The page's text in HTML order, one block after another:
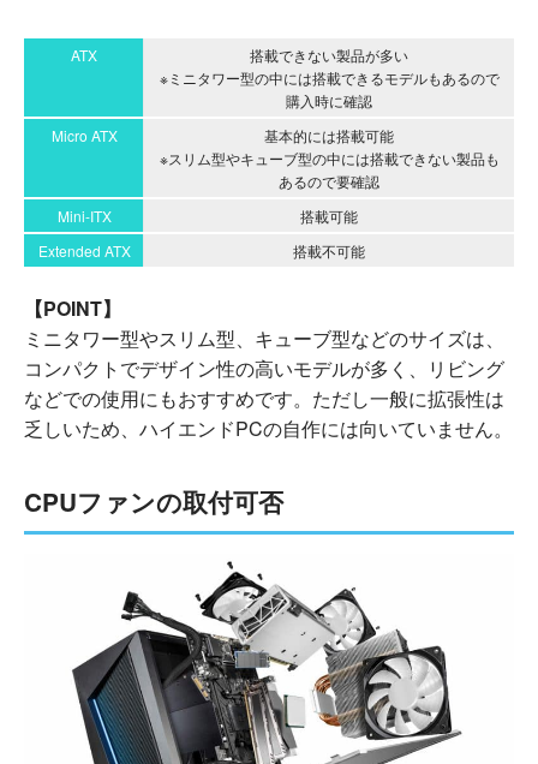
ATX
搭載できない製品が多い
※ミニタワー型の中には搭載できるモデルもあるので
購入時に確認
Micro ATX
基本的には搭載可能
※スリム型やキューブ型の中には搭載できない製品も
あるので要確認
Mini-ITX
搭載可能
Extended ATX
搭載不可能
【POINT】
ミニタワー型やスリム型、キューブ型などのサイズは、
コンパクトでデザイン性の高いモデルが多く、リビング
などでの使用にもおすすめです。ただし一般に拡張性は
乏しいため、ハイエンドPCの自作には向いていません。
CPUファンの取付可否